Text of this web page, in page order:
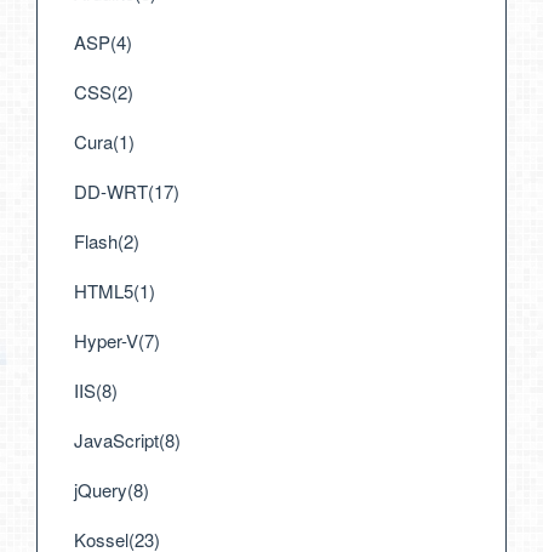
ASP(4)
CSS(2)
Cura(1)
DD-WRT(17)
Flash(2)
HTML5(1)
Hyper-V(7)
IIS(8)
JavaScript(8)
jQuery(8)
Kossel(23)